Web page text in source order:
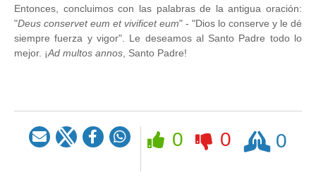
Entonces, concluimos con las palabras de la antigua oración:
"Deus conservet eum et vivificet eum" - "Dios lo conserve y le dé
siempre fuerza y vigor". Le deseamos al Santo Padre todo lo
mejor. ¡Ad multos annos , Santo Padre!
0 0
Rezar 0